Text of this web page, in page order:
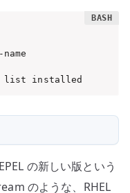
list installed
の新しい版という
のような、RHEL